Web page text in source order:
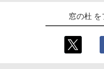
窓の杜 を